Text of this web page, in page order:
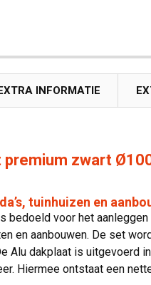
INFORMATIE
zwart
tuinhuizen en
bedoeld voor het aanleggen
en aanbouwen. De set
Alu dakplaat is uitgevoerd
Hiermee ontstaat een